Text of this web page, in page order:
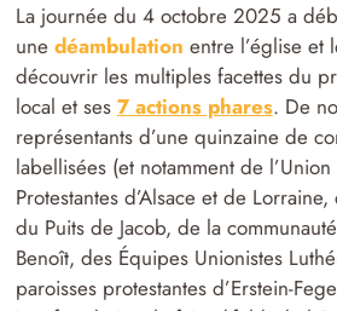
La journée du 4 octobre 2025 a
une déambulation entre l’église et
découvrir les multiples facettes du
local et ses 7 actions phares. De
représentants d’une quinzaine de
labellisées (et notamment de
Protestantes d’Alsace et de
du Puits de Jacob, de la
Benoît, des Équipes Unionistes
paroisses protestantes d’Erstein-